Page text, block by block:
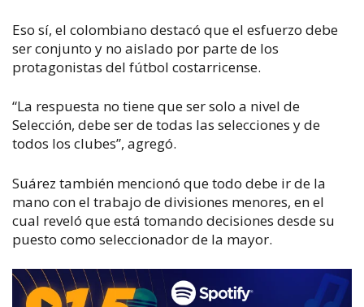
Eso sí, el colombiano destacó que el esfuerzo debe
ser conjunto y no aislado por parte de los
protagonistas del fútbol costarricense.
“La respuesta no tiene que ser solo a nivel de
Selección, debe ser de todas las selecciones y de
todos los clubes”, agregó.
Suárez también mencionó que todo debe ir de la
mano con el trabajo de divisiones menores, en el
cual reveló que está tomando decisiones desde su
puesto como seleccionador de la mayor.